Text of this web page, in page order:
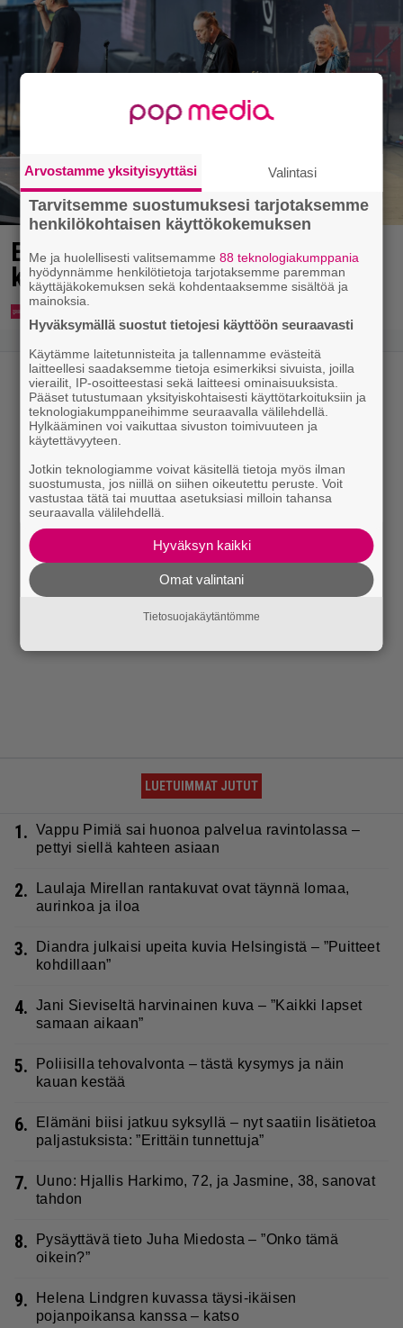
Eppu Normaalin viimeinen
konsertti esitetään Ylellä
LUETUIMMAT JUTUT
1. Vappu Pimiä sai huonoa palvelua ravintolassa –
pettyi siellä kahteen asiaan
2.
Laulaja Mirellan rantakuvat ovat täynnä lomaa,
aurinkoa ja iloa
3.
Diandra julkaisi upeita kuvia Helsingistä – ”Puitteet
kohdillaan”
4. Jani Sieviseltä harvinainen kuva – ”Kaikki lapset
samaan aikaan”
5.
Poliisilla tehovalvonta – tästä kysymys ja näin
kauan kestää
6.
Elämäni biisi jatkuu syksyllä – nyt saatiin lisätietoa
paljastuksista: ”Erittäin tunnettuja”
7.
Uuno: Hjallis Harkimo, 72, ja Jasmine, 38, sanovat
tahdon
8.
Pysäyttävä tieto Juha Miedosta – ”Onko tämä
oikein?”
9.
Helena Lindgren kuvassa täysi-ikäisen
pojanpoikansa kanssa – katso
Arvostamme yksityisyyttäsi Valintasi
Tarvitsemme suostumuksesi tarjotaksemme
henkilökohtaisen käyttökokemuksen
Me ja huolellisesti valitsemamme88 teknologiakumppania
hyödynnämme henkilötietoja tarjotaksemme paremman
käyttäjäkokemuksen sekä kohdentaaksemme sisältöä ja
mainoksia.
Hyväksymällä suostut tietojesi käyttöön seuraavasti
Käytämme laitetunnisteita ja tallennamme evästeitä
laitteellesi saadaksemme tietoja esimerkiksi sivuista, joilla
vierailit, IP-osoitteestasi sekä laitteesi ominaisuuksista.
Pääset tutustumaan yksityiskohtaisesti käyttötarkoituksiin ja
teknologiakumppaneihimme seuraavalla välilehdellä.
Hylkääminen voi vaikuttaa sivuston toimivuuteen ja
käytettävyyteen.
Jotkin teknologiamme voivat käsitellä tietoja myös ilman
suostumusta, jos niillä on siihen oikeutettu peruste. Voit
vastustaa tätä tai muuttaa asetuksiasi milloin tahansa
seuraavalla välilehdellä.
Hyväksyn kaikki
Omat valintani
Tietosuojakäytäntömme